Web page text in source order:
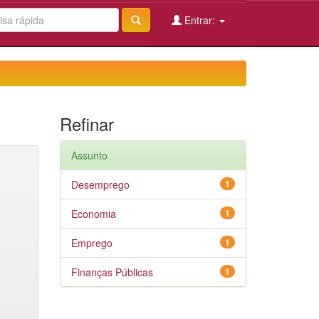
Entrar:
Refinar
Assunto
1
Desemprego
1
Economia
1
Emprego
1
Finanças Públicas